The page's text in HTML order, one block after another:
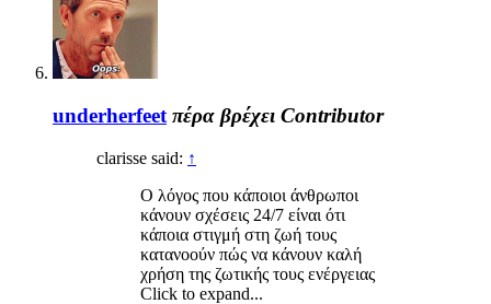
underherfeet πέρα βρέχει Contributor
clarisse said: ↑
Ο λόγος που κάποιοι άνθρωποι
κάνουν σχέσεις 24/7 είναι ότι
κάποια στιγμή στη ζωή τους
κατανοούν πώς να κάνουν καλή
χρήση της ζωτικής τους ενέργειας
Click to expand...